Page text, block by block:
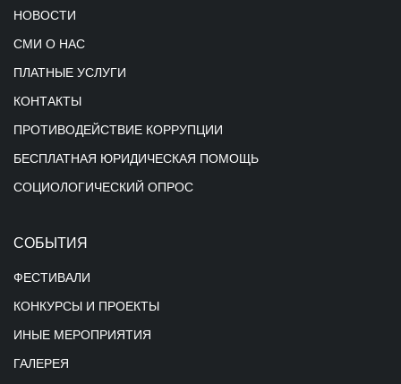
НОВОСТИ
СМИ О НАС
ПЛАТНЫЕ УСЛУГИ
КОНТАКТЫ
ПРОТИВОДЕЙСТВИЕ КОРРУПЦИИ
БЕСПЛАТНАЯ ЮРИДИЧЕСКАЯ ПОМОЩЬ
СОЦИОЛОГИЧЕСКИЙ ОПРОС
СОБЫТИЯ
ФЕСТИВАЛИ
КОНКУРСЫ И ПРОЕКТЫ
ИНЫЕ МЕРОПРИЯТИЯ
ГАЛЕРЕЯ